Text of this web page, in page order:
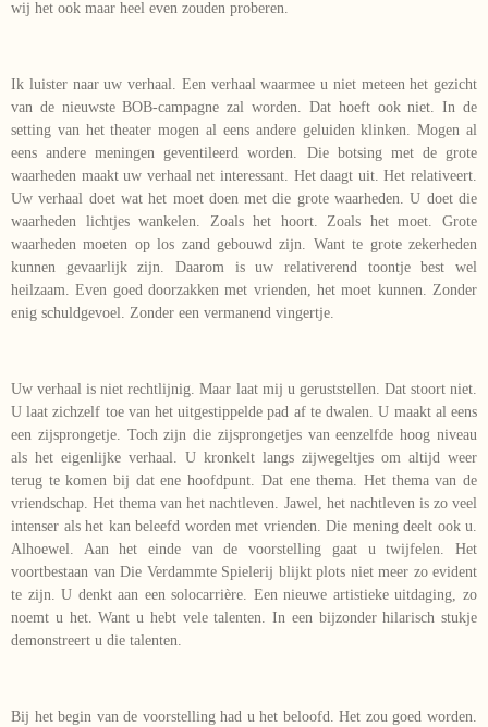
wij het ook maar heel even zouden proberen.
Ik luister naar uw verhaal. Een verhaal waarmee u niet meteen het gezicht
van de nieuwste BOB-campagne zal worden. Dat hoeft ook niet. In de
setting van het theater mogen al eens andere geluiden klinken. Mogen al
eens andere meningen geventileerd worden. Die botsing met de grote
waarheden maakt uw verhaal net interessant. Het daagt uit. Het relativeert.
Uw verhaal doet wat het moet doen met die grote waarheden. U doet die
waarheden lichtjes wankelen. Zoals het hoort. Zoals het moet. Grote
waarheden moeten op los zand gebouwd zijn. Want te grote zekerheden
kunnen gevaarlijk zijn. Daarom is uw relativerend toontje best wel
heilzaam. Even goed doorzakken met vrienden, het moet kunnen. Zonder
enig schuldgevoel. Zonder een vermanend vingertje.
Uw verhaal is niet rechtlijnig. Maar laat mij u geruststellen. Dat stoort niet.
U laat zichzelf toe van het uitgestippelde pad af te dwalen. U maakt al eens
een zijsprongetje. Toch zijn die zijsprongetjes van eenzelfde hoog niveau
als het eigenlijke verhaal. U kronkelt langs zijwegeltjes om altijd weer
terug te komen bij dat ene hoofdpunt. Dat ene thema. Het thema van de
vriendschap. Het thema van het nachtleven. Jawel, het nachtleven is zo veel
intenser als het kan beleefd worden met vrienden. Die mening deelt ook u.
Alhoewel. Aan het einde van de voorstelling gaat u twijfelen. Het
voortbestaan van Die Verdammte Spielerij blijkt plots niet meer zo evident
te zijn. U denkt aan een solocarrière. Een nieuwe artistieke uitdaging, zo
noemt u het. Want u hebt vele talenten. In een bijzonder hilarisch stukje
demonstreert u die talenten.
Bij het begin van de voorstelling had u het beloofd. Het zou goed worden.